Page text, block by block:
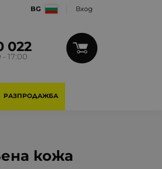
BG Вход
022
17:00
РАЗПРОДАЖБА
кожа